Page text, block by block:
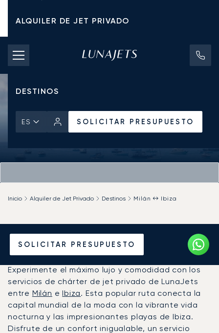
ALQUILER DE JET PRIVADO
TARIFAS DE CHÁRTER
JETS PRIVADOS
DESTINOS
ES SOLICITAR PRESUPUESTO
SOLICITAR PRESUPUESTO
Inicio Alquiler de Jet Privado Destinos Milán ↔ Ibiza
Alquile un Jet Privado de
Milán a Ibiza
Experimente el máximo lujo y comodidad con los
servicios de chárter de jet privado de LunaJets
entre Milán eIbiza. Esta popular ruta conecta la
capital mundial de la moda con la vibrante vida
nocturna y las impresionantes playas de Ibiza.
Disfrute de un confort inigualable, un servicio